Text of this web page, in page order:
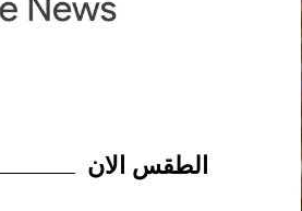
الطقس الان